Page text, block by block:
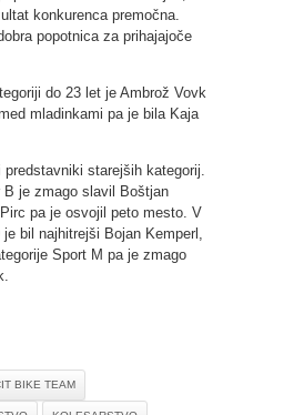
konkurenca premočna.
popotnica za prihajajoče
do 23 let je Ambrož Vovk
mladinkami pa je bila Kaja
starejših kategorij.
je zmago slavil Boštjan
pa je osvojil peto mesto. V
bil najhitrejši Bojan Kemperl,
Sport M pa je zmago
BIKE TEAM